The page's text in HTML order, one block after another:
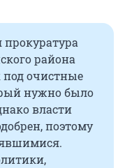
прокуратура
района
очистные
нужно было
власти
поэтому